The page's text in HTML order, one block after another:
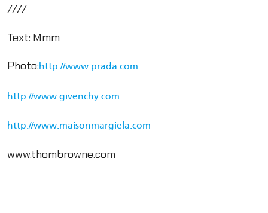
////
Text: Mmm
Photo:http://www.prada.com
http://www.givenchy.com
http://www.maisonmargiela.com
www.thombrowne.com